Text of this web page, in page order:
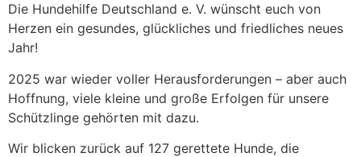
Die Hundehilfe Deutschland e. V. wünscht euch von
Herzen ein gesundes, glückliches und friedliches neues
Jahr!
2025 war wieder voller Herausforderungen – aber auch
Hoffnung, viele kleine und große Erfolgen für unsere
Schützlinge gehörten mit dazu.
Wir blicken zurück auf 127 gerettete Hunde, die